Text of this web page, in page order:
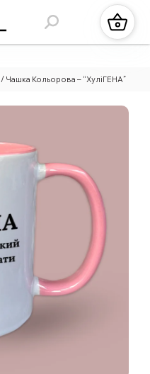
/ Чашка Кольорова – “ХуліГЕНА”